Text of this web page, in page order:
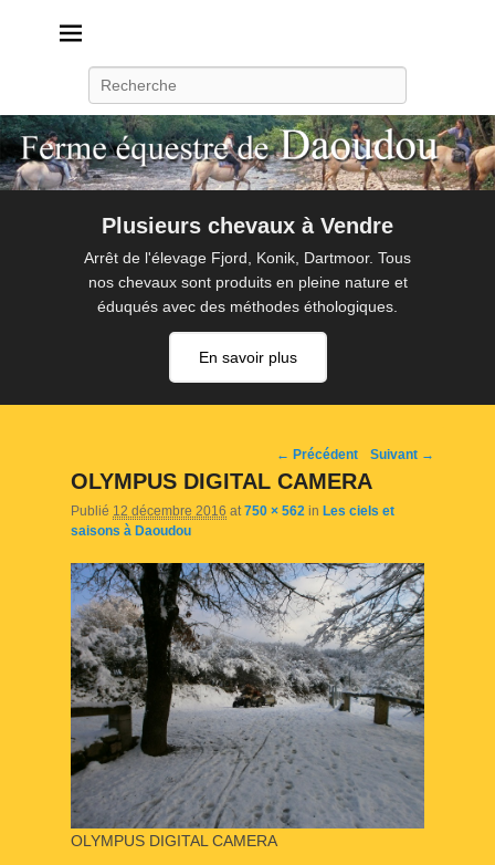
Plusieurs chevaux à Vendre
Arrêt de l'élevage Fjord, Konik, Dartmoor. Tous
nos chevaux sont produits en pleine nature et
éduqués avec des méthodes éthologiques.
En savoir plus
Navigation
d'image
← Précédent Suivant →
OLYMPUS DIGITAL CAMERA
Publié 12 décembre 2016 at 750 × 562 in Les ciels et
saisons à Daoudou
OLYMPUS DIGITAL CAMERA